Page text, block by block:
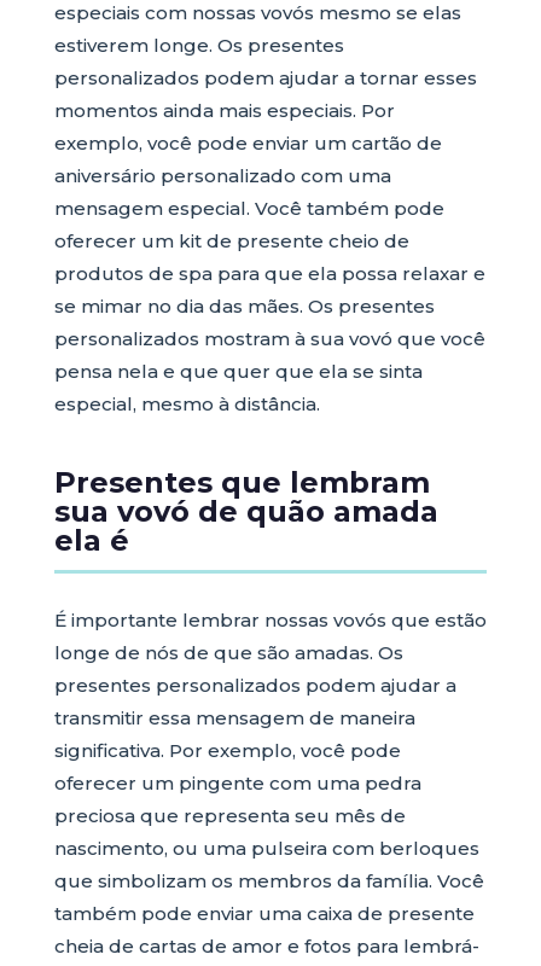
especiais com nossas vovós mesmo se elas
estiverem longe. Os presentes
personalizados podem ajudar a tornar esses
momentos ainda mais especiais. Por
exemplo, você pode enviar um cartão de
aniversário personalizado com uma
mensagem especial. Você também pode
oferecer um kit de presente cheio de
produtos de spa para que ela possa relaxar e
se mimar no dia das mães. Os presentes
personalizados mostram à sua vovó que você
pensa nela e que quer que ela se sinta
especial, mesmo à distância.
Presentes que lembram
sua vovó de quão amada
ela é
É importante lembrar nossas vovós que estão
longe de nós de que são amadas. Os
presentes personalizados podem ajudar a
transmitir essa mensagem de maneira
significativa. Por exemplo, você pode
oferecer um pingente com uma pedra
preciosa que representa seu mês de
nascimento, ou uma pulseira com berloques
que simbolizam os membros da família. Você
também pode enviar uma caixa de presente
cheia de cartas de amor e fotos para lembrá-